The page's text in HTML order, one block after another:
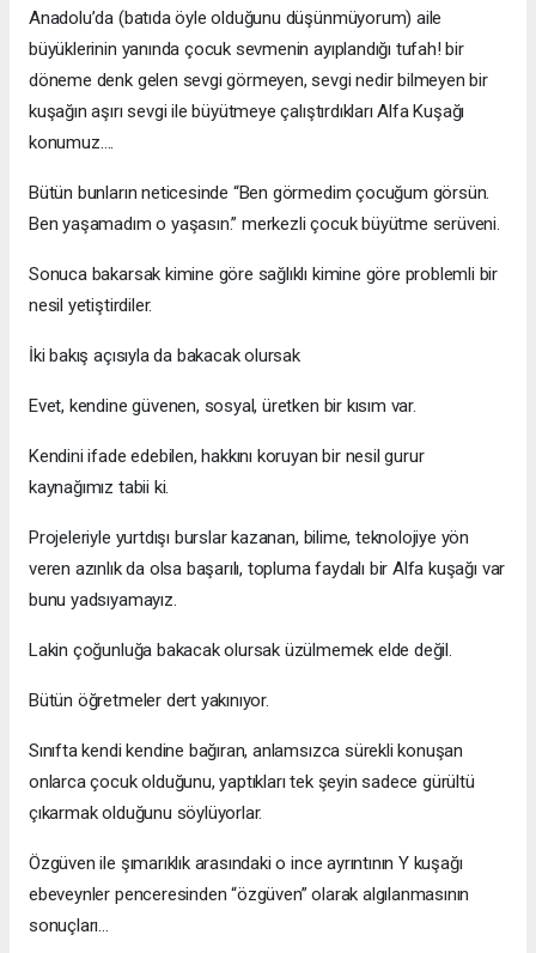
Anadolu’da (batıda öyle olduğunu düşünmüyorum) aile
büyüklerinin yanında çocuk sevmenin ayıplandığı tufah! bir
döneme denk gelen sevgi görmeyen, sevgi nedir bilmeyen bir
kuşağın aşırı sevgi ile büyütmeye çalıştırdıkları Alfa Kuşağı
konumuz….
Bütün bunların neticesinde “Ben görmedim çocuğum görsün.
Ben yaşamadım o yaşasın.” merkezli çocuk büyütme serüveni.
Sonuca bakarsak kimine göre sağlıklı kimine göre problemli bir
nesil yetiştirdiler.
İki bakış açısıyla da bakacak olursak
Evet, kendine güvenen, sosyal, üretken bir kısım var.
Kendini ifade edebilen, hakkını koruyan bir nesil gurur
kaynağımız tabii ki.
Projeleriyle yurtdışı burslar kazanan, bilime, teknolojiye yön
veren azınlık da olsa başarılı, topluma faydalı bir Alfa kuşağı var
bunu yadsıyamayız.
Lakin çoğunluğa bakacak olursak üzülmemek elde değil.
Bütün öğretmeler dert yakınıyor.
Sınıfta kendi kendine bağıran, anlamsızca sürekli konuşan
onlarca çocuk olduğunu, yaptıkları tek şeyin sadece gürültü
çıkarmak olduğunu söylüyorlar.
Özgüven ile şımarıklık arasındaki o ince ayrıntının Y kuşağı
ebeveynler penceresinden “özgüven” olarak algılanmasının
sonuçları…